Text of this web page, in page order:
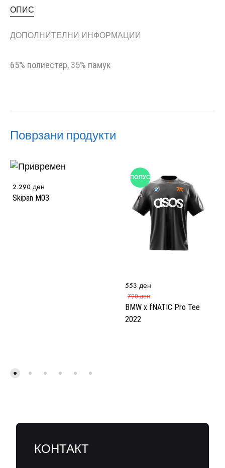
ОПИС
ДОПОЛНИТЕЛНИ ИНФОРМАЦИИ
65% полиестер, 35% памук
Поврзани продукти
Skipan M03
2.290 ден
ПОПУСТ
BMW x fNATIC Pro Tee
2022
553 ден
790ден
КОНТАКТ